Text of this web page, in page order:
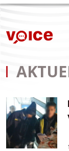
Skip to main